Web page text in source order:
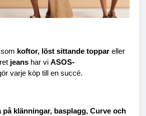
koftor, löst sittande toppar eller
jeans har vi ASOS-
varje köp till en succé.
på klänningar, basplagg, Curve och